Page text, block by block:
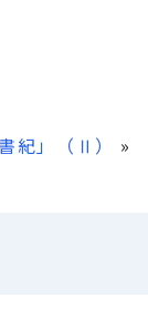
紀」（Ⅱ） »